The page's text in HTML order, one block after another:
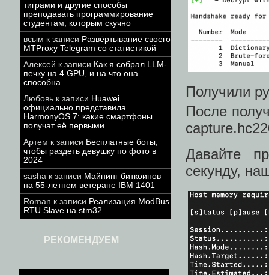
тиграми и другие способы
преподавать программирование
студентам, которым скучно
всым к записи Развёртывание своего
MTProxy Telegram со статистикой
Алексей к записи Как я собрал LLM-
печку на 4 GPU, и на что она
способна
Любовь к записи Huawei
официально представила
HarmonyOS 7: какие смартфоны
получат её первыми
Артем к записи Бесплатные боты,
чтобы раздеть девушку по фото в
2024
sasha к записи Майнинг биткоинов
на 55-летнем ветеране IBM 1401
Roman к записи Реализация ModBus
RTU Slave на stm32
РЕКОМЕНДУЕМ
Получили
После
Давайте
секунду,